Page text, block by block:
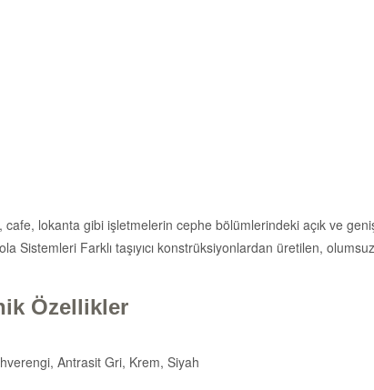
cafe, lokanta gibi işletmelerin cephe bölümlerindeki açık ve
Sistemleri Farklı taşıyıcı konstrüksiyonlardan üretilen,
Özellikler
Antrasit Gri, Krem, Siyah